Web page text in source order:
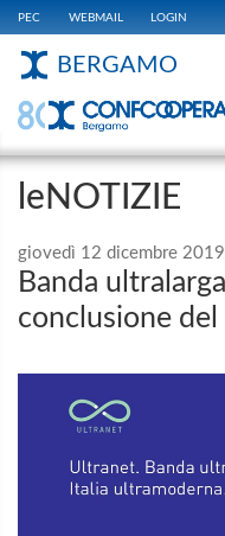
PEC WEBMAIL LOGIN
BERGAMO
leNOTIZIE
giovedì 12 dicembre 2019
Banda
conclusione